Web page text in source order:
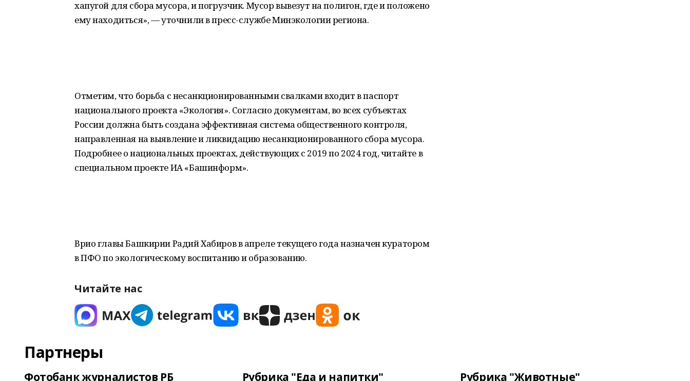
хапугой для сбора мусора, и погрузчик. Мусор вывезут на полигон, где и положено
ему находиться», — уточнили в пресс-службе Минэкологии региона.
Отметим, что борьба с несанкционированными свалками входит в паспорт
национального проекта «Экология». Согласно документам, во всех субъектах
России должна быть создана эффективная система общественного контроля,
направленная на выявление и ликвидацию несанкционированного сбора мусора.
Подробнее о национальных проектах, действующих с 2019 по 2024 год, читайте в
специальном проекте ИА «Башинформ».
Врио главы Башкирии Радий Хабиров в апреле текущего года назначен куратором
в ПФО по экологическому воспитанию и образованию.
Читайте нас
Партнеры
Фотобанк журналистов РБ Рубрика "Еда и напитки" Рубрика "Животные"